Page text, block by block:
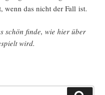
wenn das nicht der Fall ist.
schön fin­de, wie hier über
wird.